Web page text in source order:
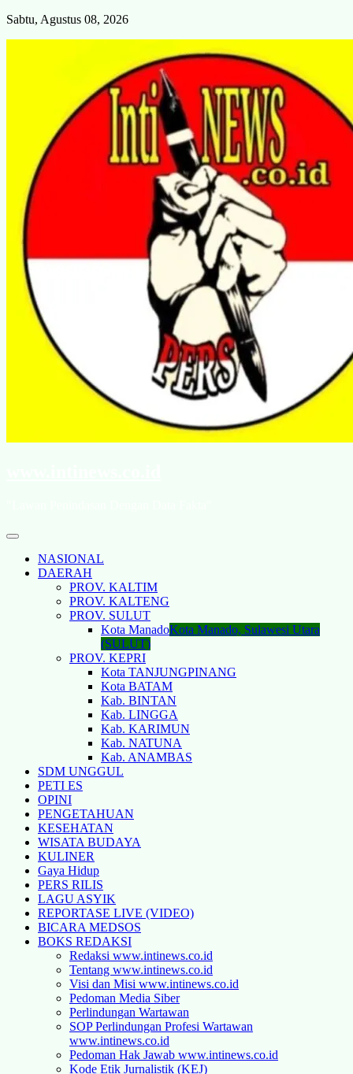
Skip
Sabtu, Agustus 08, 2026
NASIONAL
DAERAH
PROV. KALTIM
PROV. KALTENG
PROV. SULUT
Kota ManadoKota Manado, Sulawesi Utara
(SULUT)
PROV. KEPRI
Kota TANJUNGPINANG
Kota BATAM
Kab. BINTAN
Kab. LINGGA
Kab. KARIMUN
Kab. NATUNA
Kab. ANAMBAS
SDM UNGGUL
PETI ES
OPINI
PENGETAHUAN
KESEHATAN
WISATA BUDAYA
KULINER
Gaya Hidup
PERS RILIS
LAGU ASYIK
REPORTASE LIVE (VIDEO)
BICARA MEDSOS
BOKS REDAKSI
Redaksi www.intinews.co.id
Tentang www.intinews.co.id
Visi dan Misi www.intinews.co.id
Pedoman Media Siber
Perlindungan Wartawan
SOP Perlindungan Profesi Wartawan
www.intinews.co.id
Pedoman Hak Jawab www.intinews.co.id
Kode Etik Jurnalistik (KEJ)